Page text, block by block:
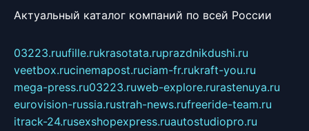
Актуальный каталог компаний по всей России
03223.ruufille.rukrasotata.ruprazdnikdushi.ru
veetbox.rucinemapost.ruciam-fr.rukraft-you.ru
mega-press.ru03223.ruweb-explore.rurastenuya.ru
eurovision-russia.rustrah-news.rufreeride-team.ru
itrack-24.rusexshopexpress.ruautostudiopro.ru